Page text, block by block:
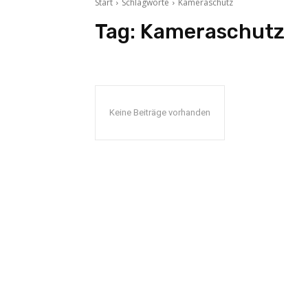
Start Schlagworte Kameraschutz
Tag: Kameraschutz
Keine Beiträge vorhanden